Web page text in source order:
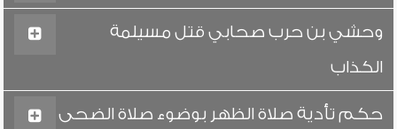
وحشي بن حرب صحابي قتل مسيلمة
الكذاب
حكم تأدية صلاة الظهر بوضوء صلاة الضحى